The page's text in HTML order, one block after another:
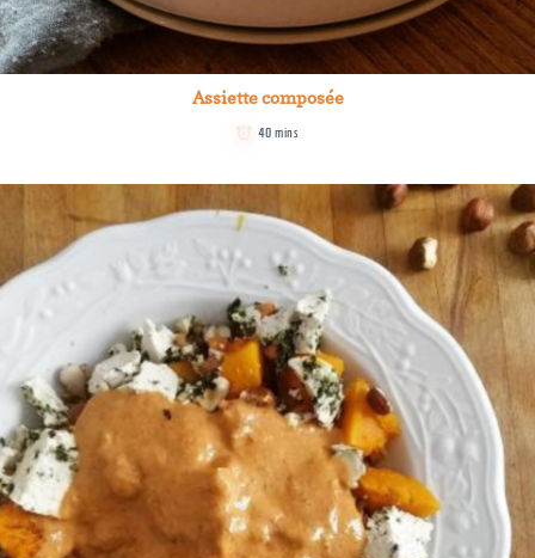
Assiette composée
40 mins